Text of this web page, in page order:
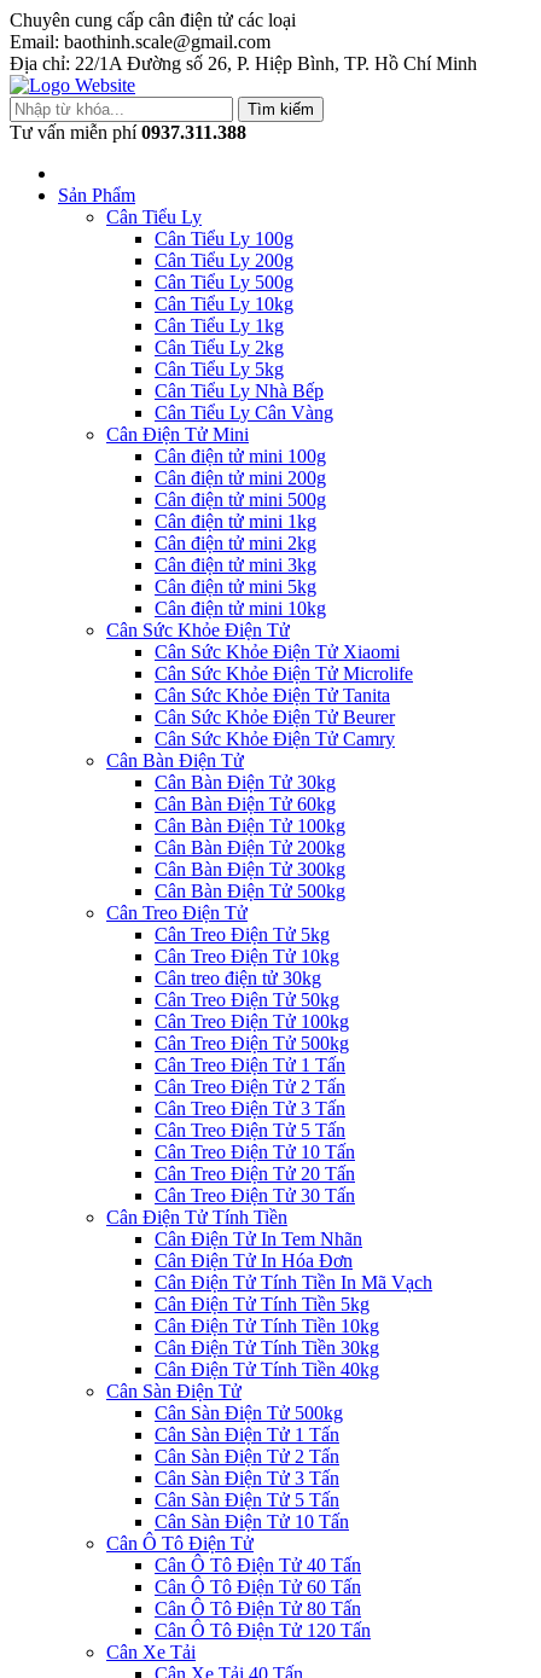
Chuyên cung cấp cân điện tử các loại
Email: baothinh.scale@gmail.com
Địa chỉ: 22/1A Đường số 26, P. Hiệp Bình, TP. Hồ Chí Minh
Tìm kiếm
Tư vấn miễn phí 0937.311.388
Sản Phẩm
Cân Tiểu Ly
Cân Tiểu Ly 100g
Cân Tiểu Ly 200g
Cân Tiểu Ly 500g
Cân Tiểu Ly 10kg
Cân Tiểu Ly 1kg
Cân Tiểu Ly 2kg
Cân Tiểu Ly 5kg
Cân Tiểu Ly Nhà Bếp
Cân Tiểu Ly Cân Vàng
Cân Điện Tử Mini
Cân điện tử mini 100g
Cân điện tử mini 200g
Cân điện tử mini 500g
Cân điện tử mini 1kg
Cân điện tử mini 2kg
Cân điện tử mini 3kg
Cân điện tử mini 5kg
Cân điện tử mini 10kg
Cân Sức Khỏe Điện Tử
Cân Sức Khỏe Điện Tử Xiaomi
Cân Sức Khỏe Điện Tử Microlife
Cân Sức Khỏe Điện Tử Tanita
Cân Sức Khỏe Điện Tử Beurer
Cân Sức Khỏe Điện Tử Camry
Cân Bàn Điện Tử
Cân Bàn Điện Tử 30kg
Cân Bàn Điện Tử 60kg
Cân Bàn Điện Tử 100kg
Cân Bàn Điện Tử 200kg
Cân Bàn Điện Tử 300kg
Cân Bàn Điện Tử 500kg
Cân Treo Điện Tử
Cân Treo Điện Tử 5kg
Cân Treo Điện Tử 10kg
Cân treo điện tử 30kg
Cân Treo Điện Tử 50kg
Cân Treo Điện Tử 100kg
Cân Treo Điện Tử 500kg
Cân Treo Điện Tử 1 Tấn
Cân Treo Điện Tử 2 Tấn
Cân Treo Điện Tử 3 Tấn
Cân Treo Điện Tử 5 Tấn
Cân Treo Điện Tử 10 Tấn
Cân Treo Điện Tử 20 Tấn
Cân Treo Điện Tử 30 Tấn
Cân Điện Tử Tính Tiền
Cân Điện Tử In Tem Nhãn
Cân Điện Tử In Hóa Đơn
Cân Điện Tử Tính Tiền In Mã Vạch
Cân Điện Tử Tính Tiền 5kg
Cân Điện Tử Tính Tiền 10kg
Cân Điện Tử Tính Tiền 30kg
Cân Điện Tử Tính Tiền 40kg
Cân Sàn Điện Tử
Cân Sàn Điện Tử 500kg
Cân Sàn Điện Tử 1 Tấn
Cân Sàn Điện Tử 2 Tấn
Cân Sàn Điện Tử 3 Tấn
Cân Sàn Điện Tử 5 Tấn
Cân Sàn Điện Tử 10 Tấn
Cân Ô Tô Điện Tử
Cân Ô Tô Điện Tử 40 Tấn
Cân Ô Tô Điện Tử 60 Tấn
Cân Ô Tô Điện Tử 80 Tấn
Cân Ô Tô Điện Tử 120 Tấn
Cân Xe Tải
Cân Xe Tải 40 Tấn